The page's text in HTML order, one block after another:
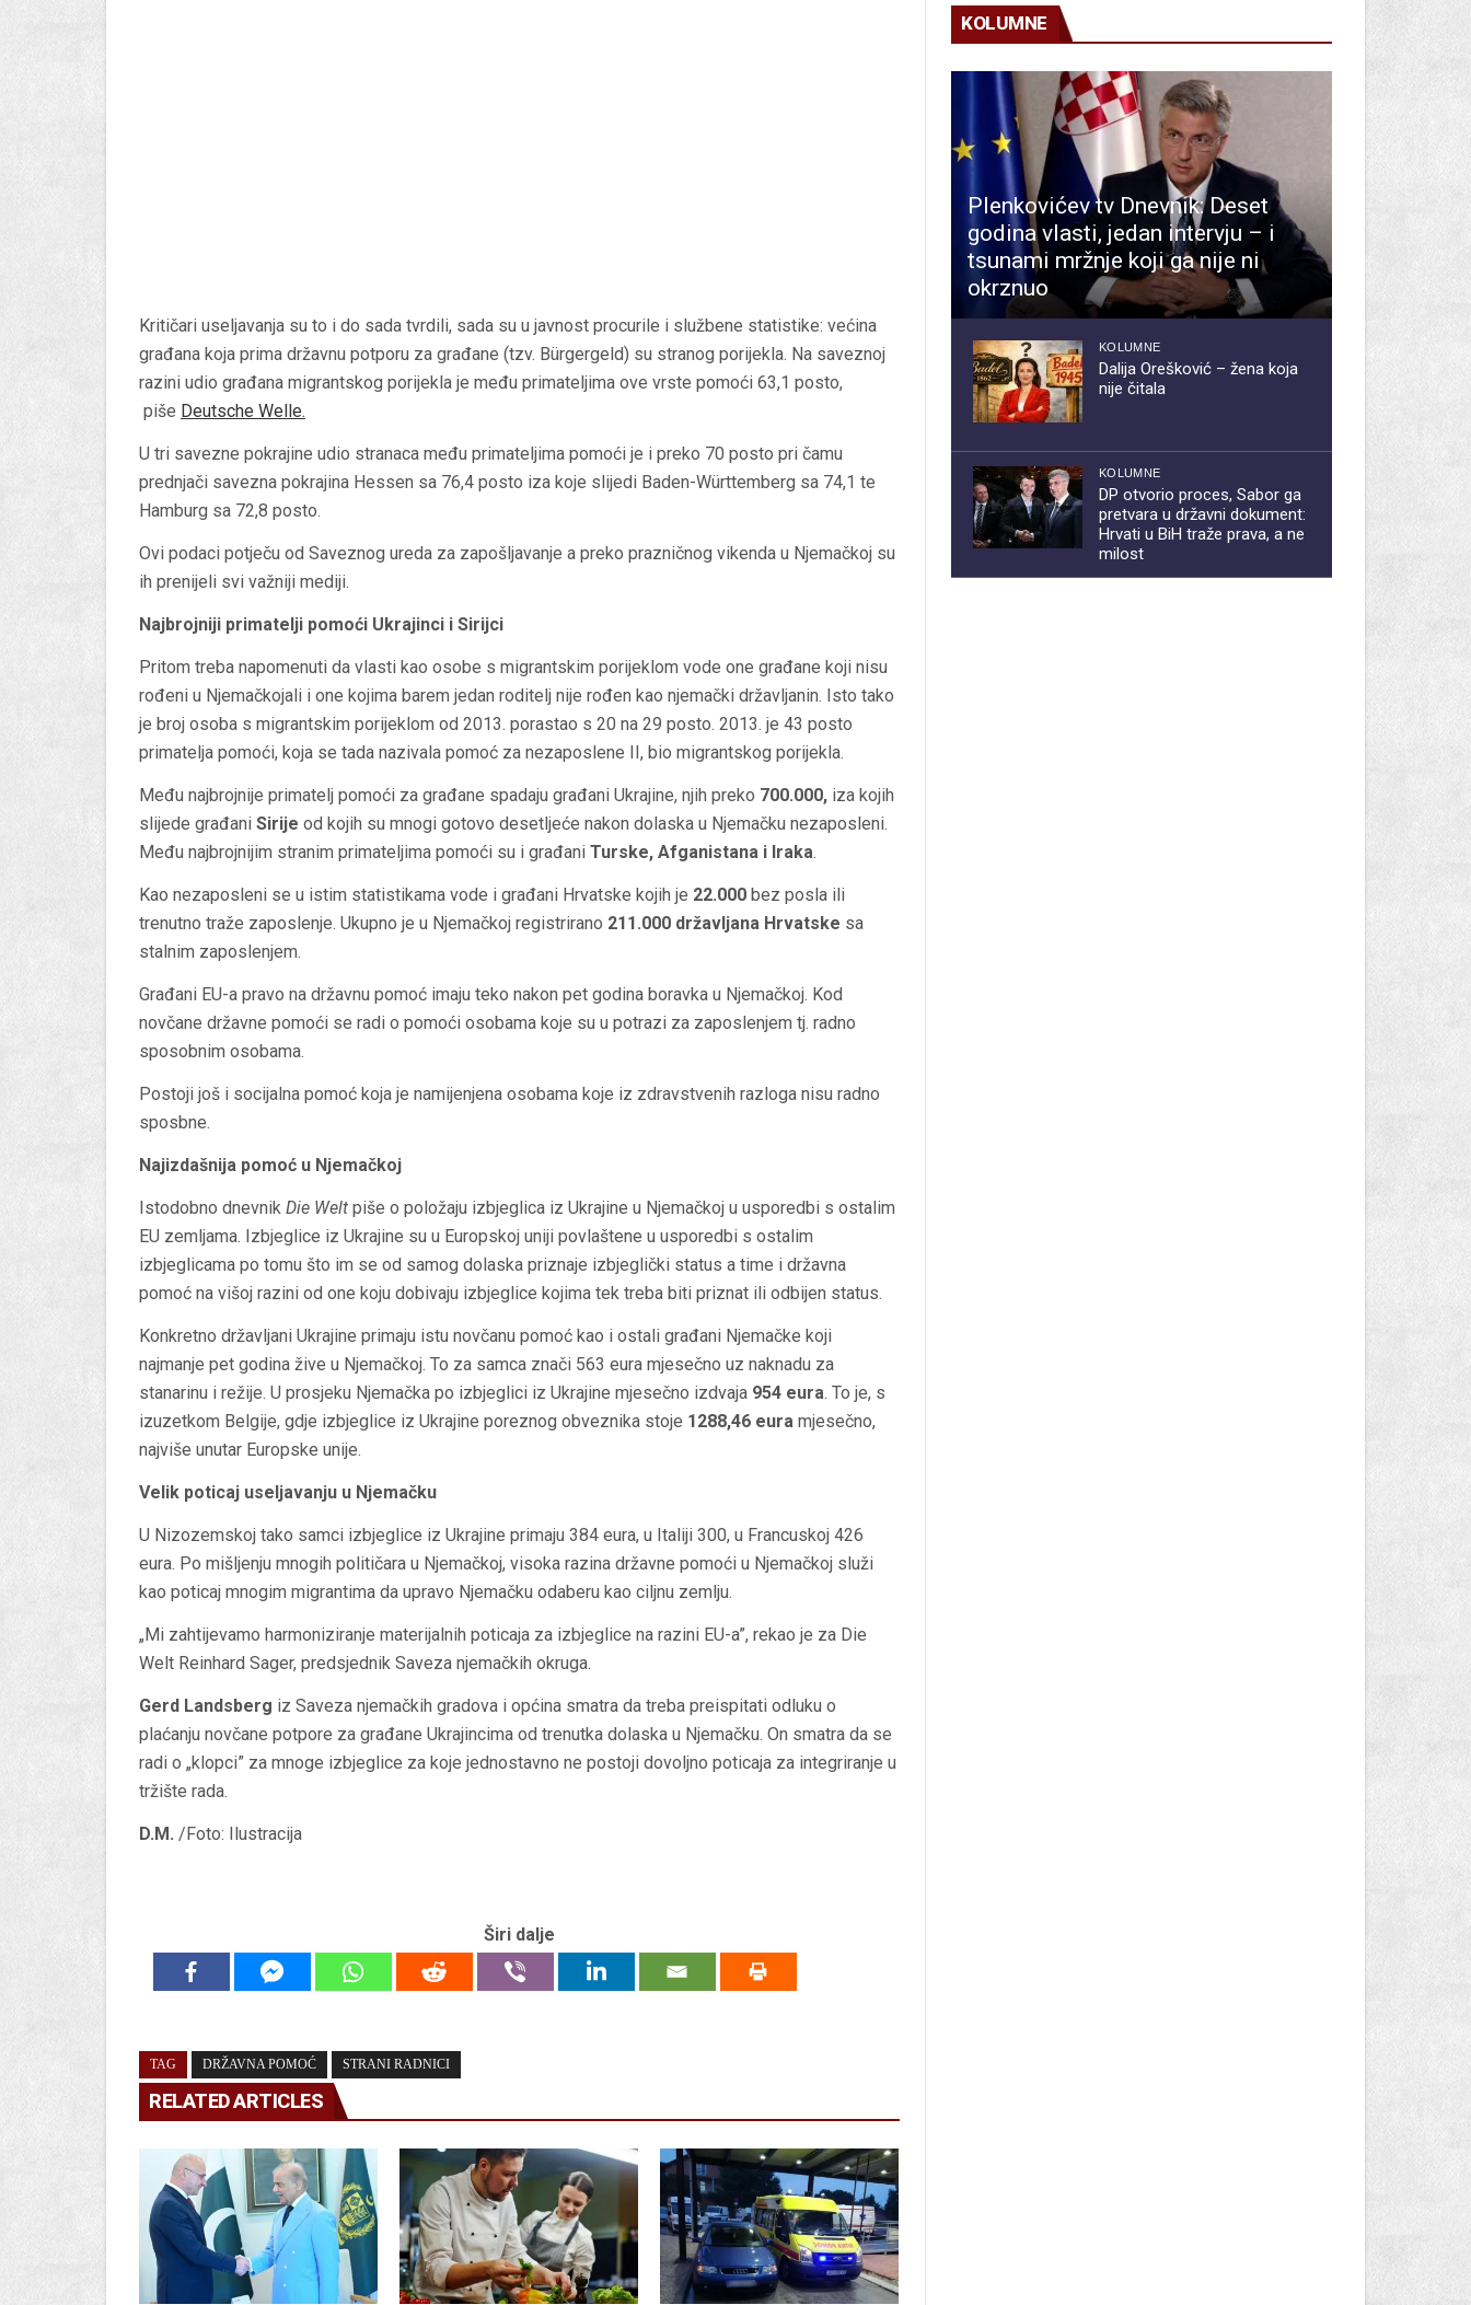
Kritičari useljavanja su to i do sada tvrdili, sada su u javnost procurile i službene statistike: većina
građana koja prima državnu potporu za građane (tzv. Bürgergeld) su stranog porijekla. Na saveznoj
razini udio građana migrantskog porijekla je među primateljima ove vrste pomoći 63,1 posto,
piše Deutsche Welle.
U tri savezne pokrajine udio stranaca među primateljima pomoći je i preko 70 posto pri čamu
prednjači savezna pokrajina Hessen sa 76,4 posto iza koje slijedi Baden-Württemberg sa 74,1 te
Hamburg sa 72,8 posto.
Ovi podaci potječu od Saveznog ureda za zapošljavanje a preko prazničnog vikenda u Njemačkoj su
ih prenijeli svi važniji mediji.
Najbrojniji primatelji pomoći Ukrajinci i Sirijci
Pritom treba napomenuti da vlasti kao osobe s migrantskim porijeklom vode one građane koji nisu
rođeni u Njemačkojali i one kojima barem jedan roditelj nije rođen kao njemački državljanin. Isto tako
je broj osoba s migrantskim porijeklom od 2013. porastao s 20 na 29 posto. 2013. je 43 posto
primatelja pomoći, koja se tada nazivala pomoć za nezaposlene II, bio migrantskog porijekla.
Među najbrojnije primatelj pomoći za građane spadaju građani Ukrajine, njih preko 700.000, iza kojih
slijede građani Sirije od kojih su mnogi gotovo desetljeće nakon dolaska u Njemačku nezaposleni.
Među najbrojnijim stranim primateljima pomoći su i građani Turske, Afganistana i Iraka.
Kao nezaposleni se u istim statistikama vode i građani Hrvatske kojih je 22.000 bez posla ili
trenutno traže zaposlenje. Ukupno je u Njemačkoj registrirano 211.000 državljana Hrvatske sa
stalnim zaposlenjem.
Građani EU-a pravo na državnu pomoć imaju teko nakon pet godina boravka u Njemačkoj. Kod
novčane državne pomoći se radi o pomoći osobama koje su u potrazi za zaposlenjem tj. radno
sposobnim osobama.
Postoji još i socijalna pomoć koja je namijenjena osobama koje iz zdravstvenih razloga nisu radno
sposbne.
Najizdašnija pomoć u Njemačkoj
Istodobno dnevnik Die Welt piše o položaju izbjeglica iz Ukrajine u Njemačkoj u usporedbi s ostalim
EU zemljama. Izbjeglice iz Ukrajine su u Europskoj uniji povlaštene u usporedbi s ostalim
izbjeglicama po tomu što im se od samog dolaska priznaje izbjeglički status a time i državna
pomoć na višoj razini od one koju dobivaju izbjeglice kojima tek treba biti priznat ili odbijen status.
Konkretno državljani Ukrajine primaju istu novčanu pomoć kao i ostali građani Njemačke koji
najmanje pet godina žive u Njemačkoj. To za samca znači 563 eura mjesečno uz naknadu za
stanarinu i režije. U prosjeku Njemačka po izbjeglici iz Ukrajine mjesečno izdvaja 954 eura. To je, s
izuzetkom Belgije, gdje izbjeglice iz Ukrajine poreznog obveznika stoje 1288,46 eura mjesečno,
najviše unutar Europske unije.
Velik poticaj useljavanju u Njemačku
U Nizozemskoj tako samci izbjeglice iz Ukrajine primaju 384 eura, u Italiji 300, u Francuskoj 426
eura. Po mišljenju mnogih političara u Njemačkoj, visoka razina državne pomoći u Njemačkoj služi
kao poticaj mnogim migrantima da upravo Njemačku odaberu kao ciljnu zemlju.
„Mi zahtijevamo harmoniziranje materijalnih poticaja za izbjeglice na razini EU-a”, rekao je za Die
Welt Reinhard Sager, predsjednik Saveza njemačkih okruga.
Gerd Landsberg iz Saveza njemačkih gradova i općina smatra da treba preispitati odluku o
plaćanju novčane potpore za građane Ukrajincima od trenutka dolaska u Njemačku. On smatra da se
radi o „klopci” za mnoge izbjeglice za koje jednostavno ne postoji dovoljno poticaja za integriranje u
tržište rada.
D.M. /Foto: Ilustracija
Širi dalje
TAG DRŽAVNA POMOĆ STRANI RADNICI
RELATED ARTICLES
KOLUMNE
Plenkovićev tv Dnevnik: Deset
godina vlasti, jedan intervju – i
tsunami mržnje koji ga nije ni
okrznuo
KOLUMNE
Dalija Orešković – žena koja
nije čitala
KOLUMNE
DP otvorio proces, Sabor ga
pretvara u državni dokument:
Hrvati u BiH traže prava, a ne
milost